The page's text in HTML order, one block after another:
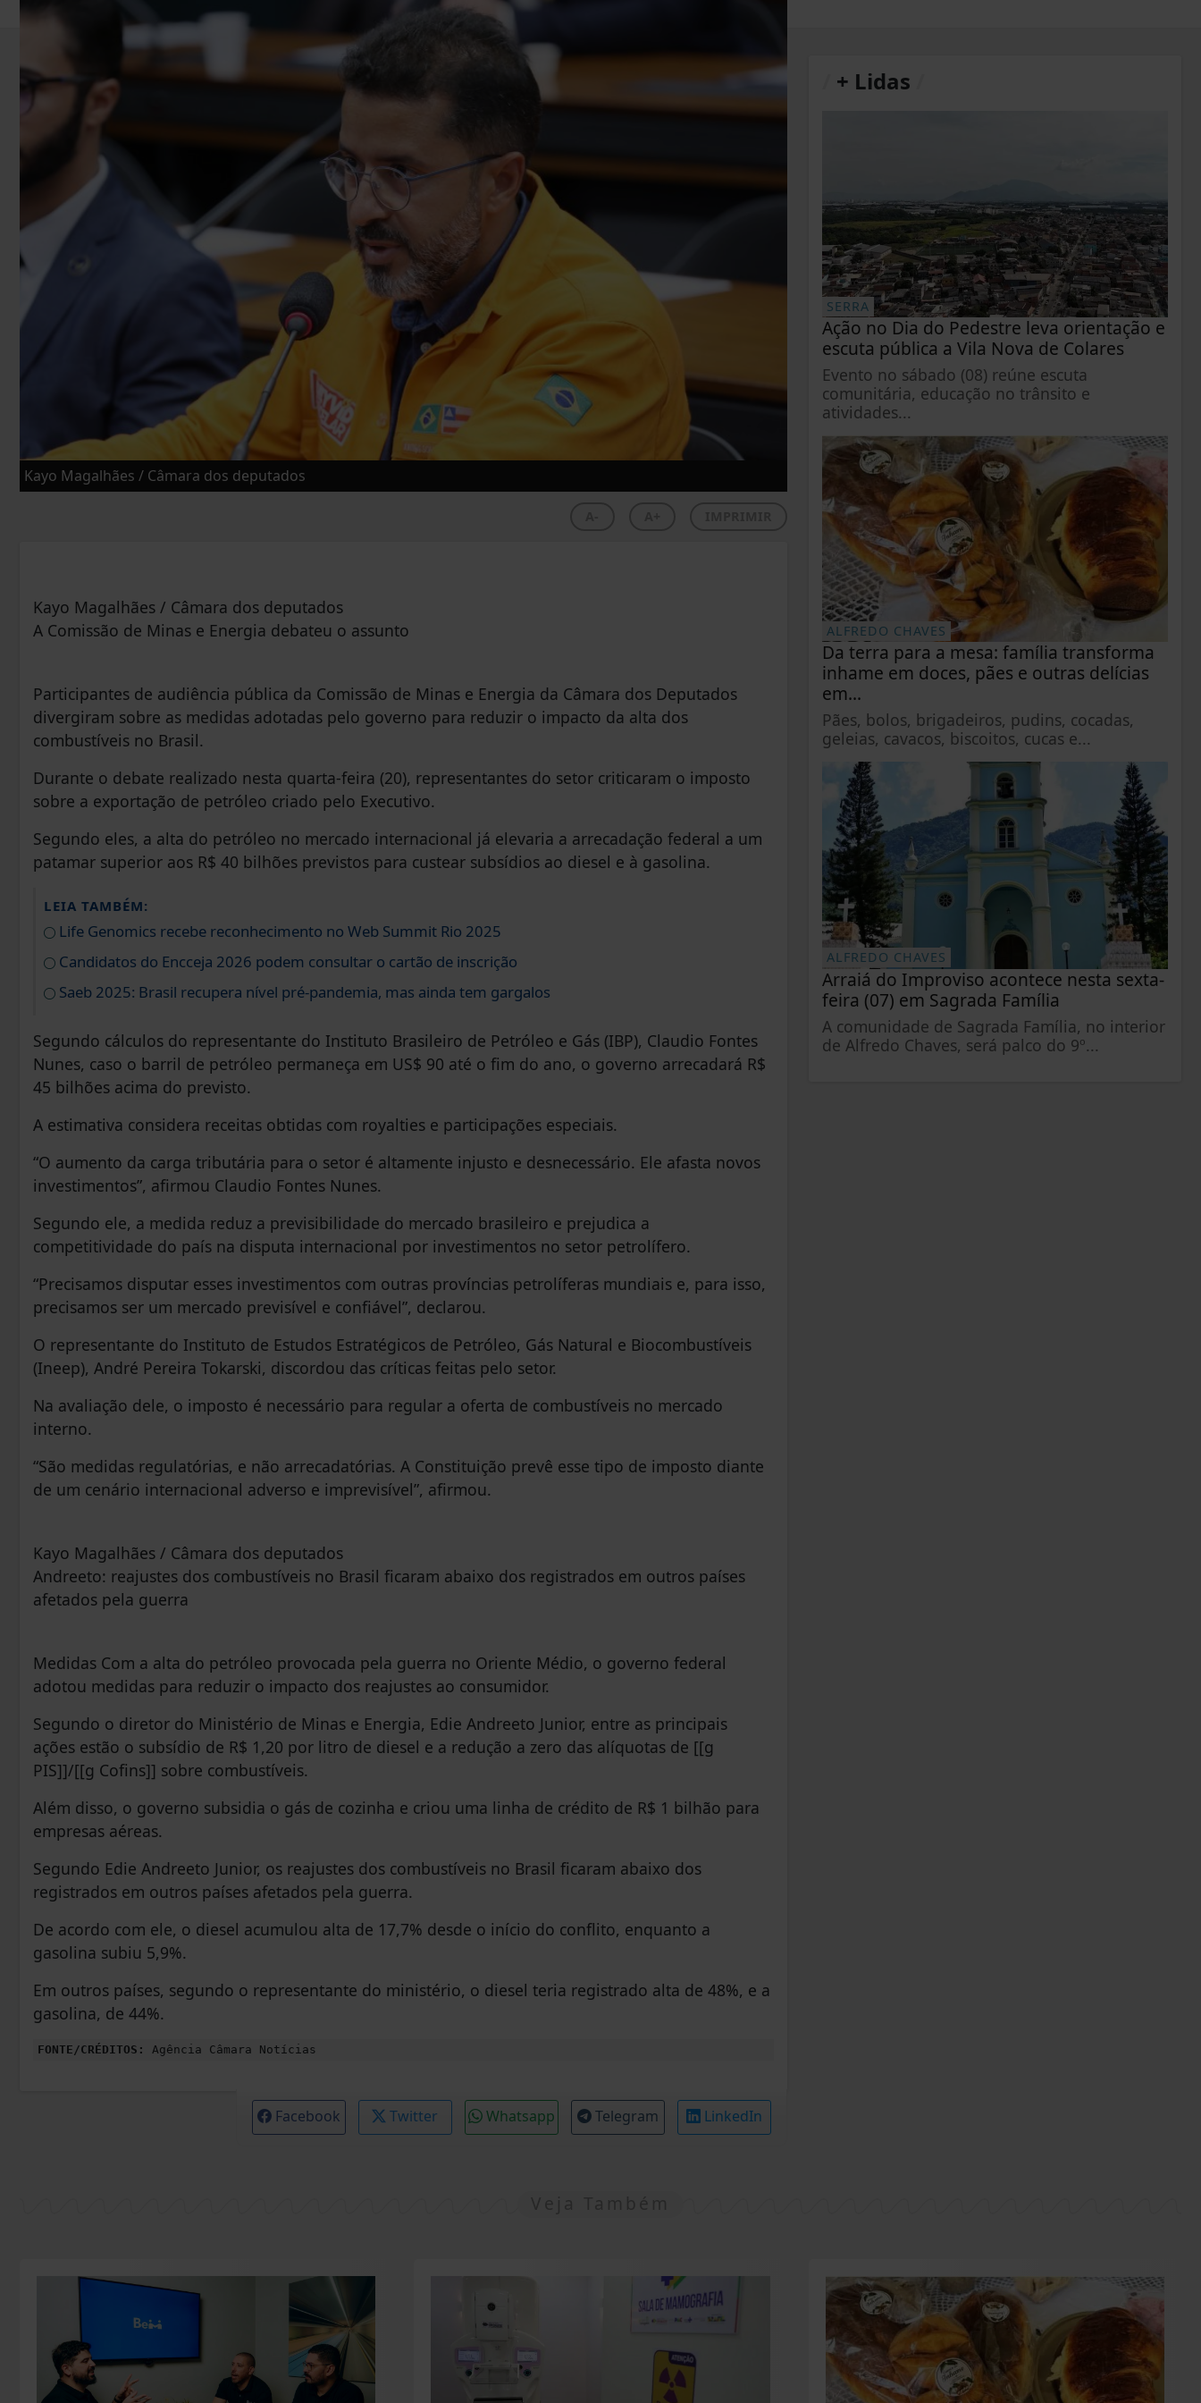
Kayo Magalhães / Câmara dos deputados
Kayo Magalhães / Câmara dos deputados
A Comissão de Minas e Energia debateu o assunto
Participantes de audiência pública da Comissão de Minas e Energia da Câmara dos Deputados
divergiram sobre as medidas adotadas pelo governo para reduzir o impacto da alta dos
combustíveis no Brasil.
Durante o debate realizado nesta quarta-feira (20), representantes do setor criticaram o imposto
sobre a exportação de petróleo criado pelo Executivo.
Segundo eles, a alta do petróleo no mercado internacional já elevaria a arrecadação federal a um
patamar superior aos R$ 40 bilhões previstos para custear subsídios ao diesel e à gasolina.
LEIA TAMBÉM:
Life Genomics recebe reconhecimento no Web Summit Rio 2025
Candidatos do Encceja 2026 podem consultar o cartão de inscrição
Saeb 2025: Brasil recupera nível pré-pandemia, mas ainda tem gargalos
Segundo cálculos do representante do Instituto Brasileiro de Petróleo e Gás (IBP), Claudio Fontes
Nunes, caso o barril de petróleo permaneça em US$ 90 até o fim do ano, o governo arrecadará R$
45 bilhões acima do previsto.
A estimativa considera receitas obtidas com royalties e participações especiais.
“O aumento da carga tributária para o setor é altamente injusto e desnecessário. Ele afasta novos
investimentos”, afirmou Claudio Fontes Nunes.
Segundo ele, a medida reduz a previsibilidade do mercado brasileiro e prejudica a
competitividade do país na disputa internacional por investimentos no setor petrolífero.
“Precisamos disputar esses investimentos com outras províncias petrolíferas mundiais e, para isso,
precisamos ser um mercado previsível e confiável”, declarou.
O representante do Instituto de Estudos Estratégicos de Petróleo, Gás Natural e Biocombustíveis
(Ineep), André Pereira Tokarski, discordou das críticas feitas pelo setor.
Na avaliação dele, o imposto é necessário para regular a oferta de combustíveis no mercado
interno.
“São medidas regulatórias, e não arrecadatórias. A Constituição prevê esse tipo de imposto diante
de um cenário internacional adverso e imprevisível”, afirmou.
Kayo Magalhães / Câmara dos deputados
Andreeto: reajustes dos combustíveis no Brasil ficaram abaixo dos registrados em outros países
afetados pela guerra
Medidas Com a alta do petróleo provocada pela guerra no Oriente Médio, o governo federal
adotou medidas para reduzir o impacto dos reajustes ao consumidor.
Segundo o diretor do Ministério de Minas e Energia, Edie Andreeto Junior, entre as principais
ações estão o subsídio de R$ 1,20 por litro de diesel e a redução a zero das alíquotas de [[g
PIS]]/[[g Cofins]] sobre combustíveis.
Além disso, o governo subsidia o gás de cozinha e criou uma linha de crédito de R$ 1 bilhão para
empresas aéreas.
Segundo Edie Andreeto Junior, os reajustes dos combustíveis no Brasil ficaram abaixo dos
registrados em outros países afetados pela guerra.
De acordo com ele, o diesel acumulou alta de 17,7% desde o início do conflito, enquanto a
gasolina subiu 5,9%.
Em outros países, segundo o representante do ministério, o diesel teria registrado alta de 48%, e a
gasolina, de 44%.
FONTE/CRÉDITOS: Agência Câmara Notícias
Facebook Twitter Whatsapp Telegram LinkedIn
+ Lidas
SERRA
Ação no Dia do Pedestre leva orientação e
escuta pública a Vila Nova de Colares
Evento no sábado (08) reúne escuta
comunitária, educação no trânsito e
atividades...
ALFREDO CHAVES
Da terra para a mesa: família transforma
inhame em doces, pães e outras delícias
em...
Pães, bolos, brigadeiros, pudins, cocadas,
geleias, cavacos, biscoitos, cucas e...
ALFREDO CHAVES
Arraiá do Improviso acontece nesta sexta-
feira (07) em Sagrada Família
A comunidade de Sagrada Família, no interior
de Alfredo Chaves, será palco do 9º...